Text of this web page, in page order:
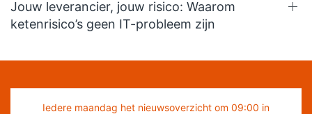
Jouw leverancier, jouw risico: Waarom
ketenrisico’s geen IT-probleem zijn
Iedere maandag het nieuwsoverzicht om 09:00 in